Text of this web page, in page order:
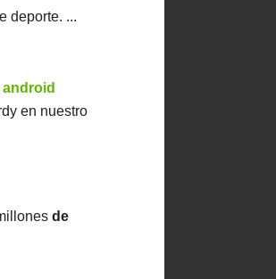
deporte. ...
en nuestro
de